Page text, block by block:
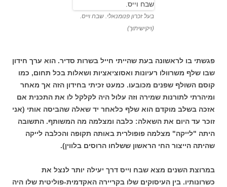
בעל זכרון פנומנאלי. שבח וייס.
(ויקישיתוך)
פגשתי בו לראשונה בעת שהייתי חייל בשרות סדיר. הוא ערך חידון
שבו שלף משרוולו רעיונות ואסוציאציות ושאלות בכל תחום, כמו
קוסם השולף שפנים מכובעו. כמעט זכיתי בחידון הזה אך מאחר
ומיהרתי לתורנות שמירה וזה עלול היה לקלקל לו את התכנית אם
אזכה בשלב מוקדם הוא שלף כלאחר יד שאלה שהביסה אותי (אני
זוכר עד היום את השאלה: כלבה ומצלמה מה המשותף. התשובה
היתה "לייקה" מצלמה פופולרית באותה תקופה והכלבה לייקה
שהיתה הייצור החי הראשון ששלחו הרוסים בלווין).
במרוצת השנים מצא שבח וייס דרך יעילה יותר לנצל את
כשרונותיו. בין העיסוקים שלו בקריירה האקדמית-פוליטית שלו היה